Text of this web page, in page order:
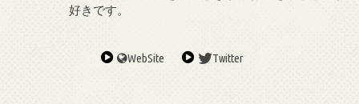
好きです。
WebSite Twitter